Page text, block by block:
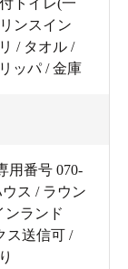
トイレ(一
ンスイン
/ タオル /
ッパ / 金庫
用番号 070-
ス / ラウン
ンランド
ス送信可 /